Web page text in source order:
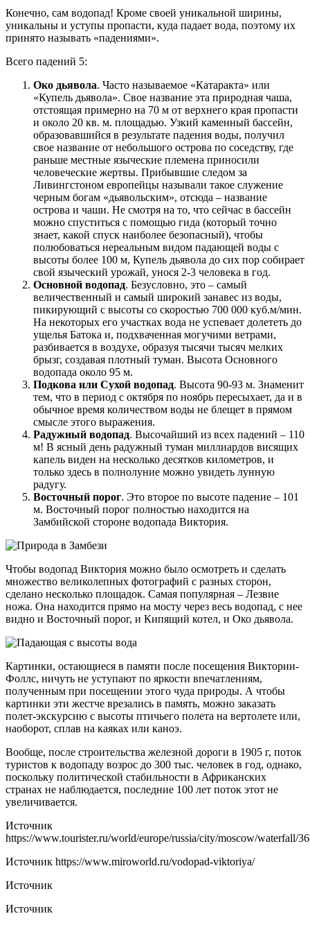
Конечно, сам водопад! Кроме своей уникальной ширины,
уникальны и уступы пропасти, куда падает вода, поэтому их
принято называть «падениями».
Всего падений 5:
Око дьявола. Часто называемое «Катаракта» или
«Купель дьявола». Свое название эта природная чаша,
отстоящая примерно на 70 м от верхнего края пропасти
и около 20 кв. м. площадью. Узкий каменный бассейн,
образовавшийся в результате падения воды, получил
свое название от небольшого острова по соседству, где
раньше местные языческие племена приносили
человеческие жертвы. Прибывшие следом за
Ливингстоном европейцы называли такое служение
черным богам «дьявольским», отсюда – название
острова и чаши. Не смотря на то, что сейчас в бассейн
можно спуститься с помощью гида (который точно
знает, какой спуск наиболее безопасный), чтобы
полюбоваться нереальным видом падающей воды с
высоты более 100 м, Купель дьявола до сих пор собирает
свой языческий урожай, унося 2-3 человека в год.
Основной водопад. Безусловно, это – самый
величественный и самый широкий занавес из воды,
пикирующий с высоты со скоростью 700 000 куб.м/мин.
На некоторых его участках вода не успевает долететь до
ущелья Батока и, подхваченная могучими ветрами,
разбивается в воздухе, образуя тысячи тысяч мелких
брызг, создавая плотный туман. Высота Основного
водопада около 95 м.
Подкова или Сухой водопад. Высота 90-93 м. Знаменит
тем, что в период с октября по ноябрь пересыхает, да и в
обычное время количеством воды не блещет в прямом
смысле этого выражения.
Радужный водопад. Высочайший из всех падений – 110
м! В ясный день радужный туман миллиардов висящих
капель виден на несколько десятков километров, и
только здесь в полнолуние можно увидеть лунную
радугу.
Восточный порог. Это второе по высоте падение – 101
м. Восточный порог полностью находится на
Замбийской стороне водопада Виктория.
Чтобы водопад Виктория можно было осмотреть и сделать
множество великолепных фотографий с разных сторон,
сделано несколько площадок. Самая популярная – Лезвие
ножа. Она находится прямо на мосту через весь водопад, с нее
видно и Восточный порог, и Кипящий котел, и Око дьявола.
Картинки, остающиеся в памяти после посещения Виктории-
Фоллс, ничуть не уступают по яркости впечатлениям,
полученным при посещении этого чуда природы. А чтобы
картинки эти жестче врезались в память, можно заказать
полет-экскурсию с высоты птичьего полета на вертолете или,
наоборот, сплав на каяках или каноэ.
Вообще, после строительства железной дороги в 1905 г, поток
туристов к водопаду возрос до 300 тыс. человек в год, однако,
поскольку политической стабильности в Африканских
странах не наблюдается, последние 100 лет поток этот не
увеличивается.
Источник
https://www.tourister.ru/world/europe/russia/city/moscow/waterfall/
Источник https://www.miroworld.ru/vodopad-viktoriya/
Источник
Источник